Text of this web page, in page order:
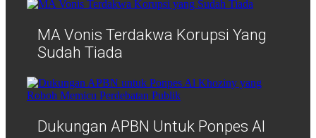
MA Vonis Terdakwa Korupsi Yang
Sudah Tiada
Dukungan APBN Untuk Ponpes Al